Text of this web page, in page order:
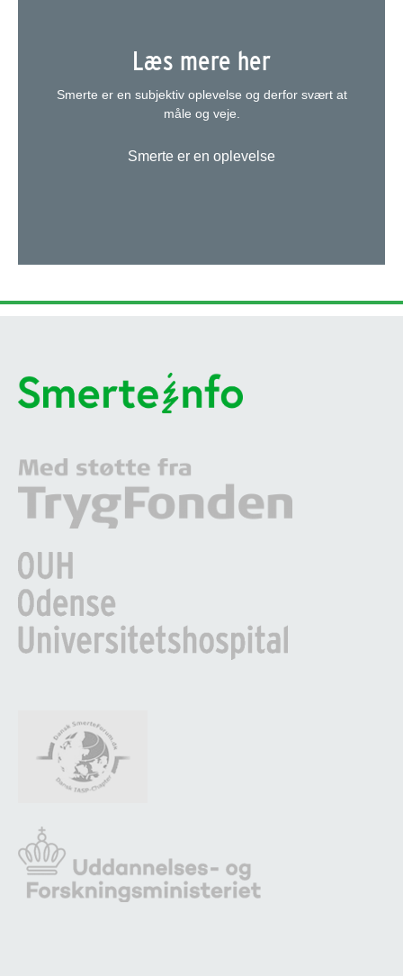
Læs mere her
Smerte er en subjektiv oplevelse og derfor svært at
måle og veje.
Smerte er en oplevelse